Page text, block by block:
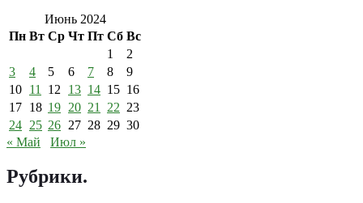
Июнь 2024
Пн Вт Ср Чт Пт Сб Вс
1
2
3
4 5 6 7 8
9
10 11 12 13 14 15 16
17 18 19 20 21 22 23
24 25 26 27 28 29 30
« Май
Июл »
Рубрики.